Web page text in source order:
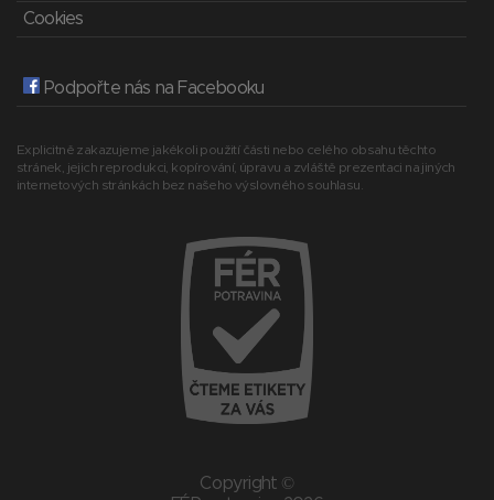
Cookies
Podpořte nás na Facebooku
Explicitně zakazujeme jakékoli použití části nebo celého obsahu těchto
stránek, jejich reprodukci, kopírování, úpravu a zvláště prezentaci na jiných
internetových stránkách bez našeho výslovného souhlasu.
Copyright ©